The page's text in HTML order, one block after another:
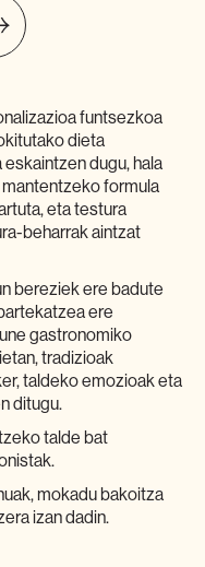
funtsezkoa
dieta
dugu, hala
formula
eta testura
beharrak aintzat
bereziek ere badute
ere
gastronomiko
tradizioak
taldeko emozioak eta
ditugu.
talde bat
mokadu bakoitza
izan dadin.